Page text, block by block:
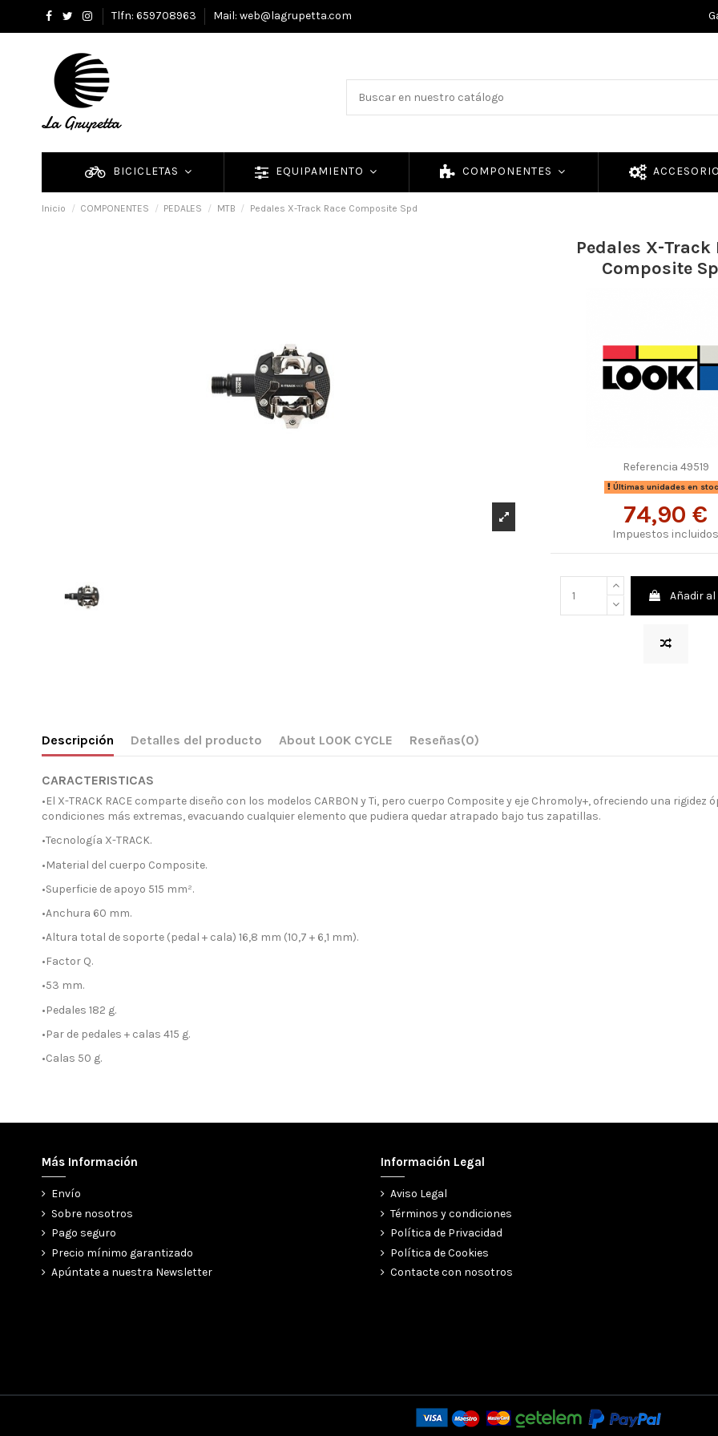
Tlfn: 659708963 Mail: web@lagrupetta.com
BICICLETAS EQUIPAMIENTO COMPONENTES
Inicio COMPONENTES PEDALES MTB Pedales X-Track Race Composite Spd
Pedales X-Track
Composite
Referencia 49519
Últimas unidades en
74,90 €
Impuestos incluidos
Añadir
Descripción Detalles del producto About LOOK CYCLE Reseñas(0)
CARACTERISTICAS
•El X-TRACK RACE comparte diseño con los modelos CARBON y Ti, pero cuerpo Composite y eje Chromoly+, ofreciendo una
condiciones más extremas, evacuando cualquier elemento que pudiera quedar atrapado bajo tus zapatillas.
•Tecnología X-TRACK.
•Material del cuerpo Composite.
•Superficie de apoyo 515 mm².
•Anchura 60 mm.
•Altura total de soporte (pedal + cala) 16,8 mm (10,7 + 6,1 mm).
•Factor Q.
•53 mm.
•Pedales 182 g.
•Par de pedales + calas 415 g.
•Calas 50 g.
Más Información
Envío
Sobre nosotros
Pago seguro
Precio mínimo garantizado
Apúntate a nuestra Newsletter
Información Legal
Aviso Legal
Términos y condiciones
Política de Privacidad
Política de Cookies
Contacte con nosotros